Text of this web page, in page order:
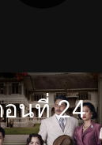
อนที่ 24